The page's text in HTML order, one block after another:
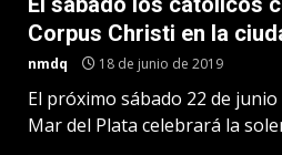
Corpus Christi en la
nmdq 18 de junio de 2019
El próximo sábado 22 de
Mar del Plata celebrará la